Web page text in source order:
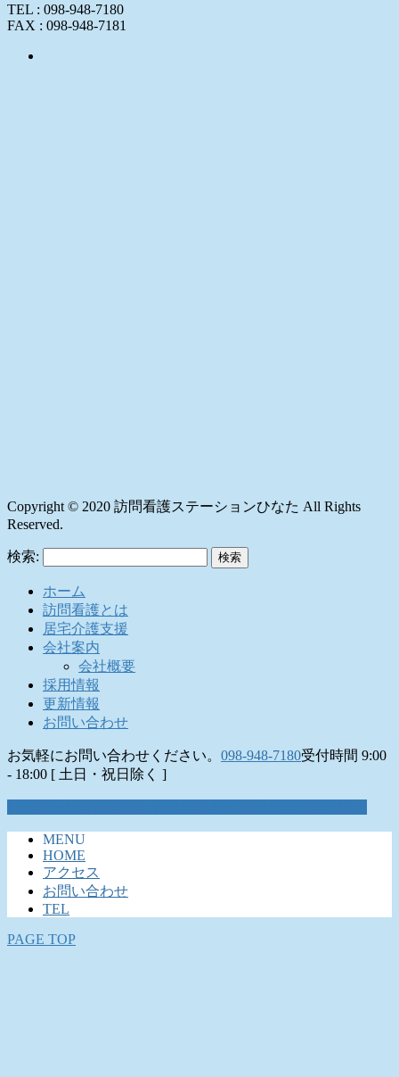
TEL : 098-948-7180
FAX : 098-948-7181
Copyright © 2020 訪問看護ステーションひなた All Rights
Reserved.
検索:
ホーム
訪問看護とは
居宅介護支援
会社案内
会社概要
採用情報
更新情報
お問い合わせ
お気軽にお問い合わせください。 098-948-7180受付時間 9:00
- 18:00 [ 土日・祝日除く ]
MENU
HOME
アクセス
お問い合わせ
TEL
PAGE TOP